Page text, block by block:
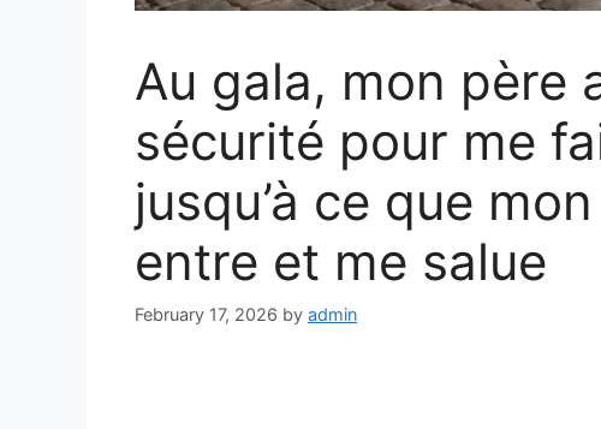
Au gala, mon père
sécurité pour me
jusqu’à ce que
entre et me salue
February 17, 2026 by admin